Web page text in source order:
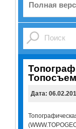
Полная
Дата: